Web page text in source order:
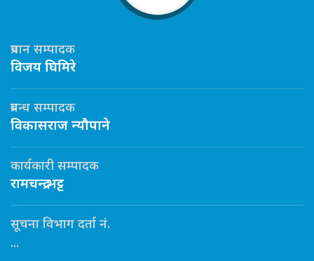
प्रधान सम्पादक
विजय घिमिरे
प्रबन्ध सम्पादक
विकासराज न्यौपाने
कार्यकारी सम्पादक
रामचन्द्र भट्ट
सूचना विभाग दर्ता नं.
...